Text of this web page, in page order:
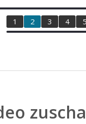
1 2 3 4 5